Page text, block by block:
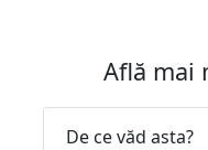
Află mai
De ce văd asta?